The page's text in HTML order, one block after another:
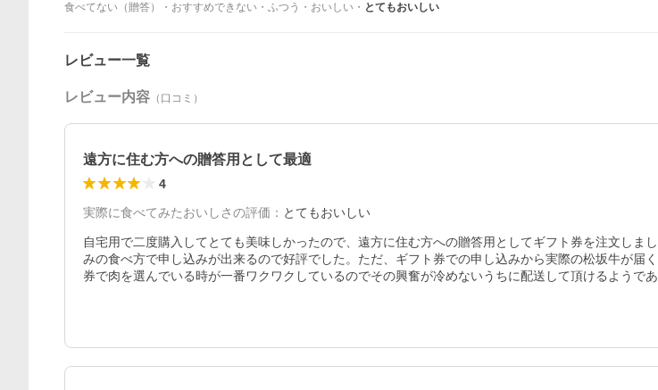
食べてない（贈答）
・ おすすめできない ・ ふつう ・ おいしい ・ とてもおいしい
レビュー一覧
レビュー内容 （口コミ）
遠方に住む方への贈答用として最適
4
実際に食べてみたおいしさの評価 ： とてもおいしい
自宅用で二度購入してとても美味しかったので、遠方に住む方への贈答用としてギフト券を注文しま
みの食べ方で申し込みが出来るので好評でした。ただ、ギフト券での申し込みから実際の松坂牛が届
券で肉を選んでいる時が一番ワクワクしているのでその興奮が冷めないうちに配送して頂けるようで